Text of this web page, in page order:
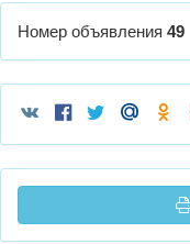
Номер объявления 49